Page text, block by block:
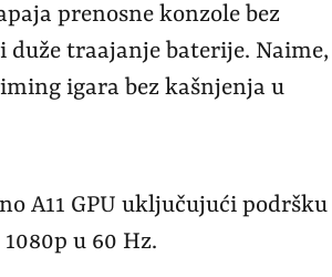
prenosne konzole bez
traajanje baterije. Naime,
igara bez kašnjenja u
A11 GPU uključujući podršku
u 60 Hz.